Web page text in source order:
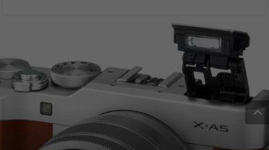
Prima di essere conosciuto come Galaxy X, l’ipotetico telefono
pieghevole di Samsung riportava il nome in codice Project
Valley, a cui si faceva riferimento in vari rapporti. La società ha
introdotto il concetto didisplay pieghevole al CES 2013 e
presumibilmente ha mostrato il suo primo prototipo di telefono
pieghevole in un incontro privato al CES 2014. È possibile che il
Galaxy X sia solo uno dei prototipi che il progetto Project Valley
sta valutando.